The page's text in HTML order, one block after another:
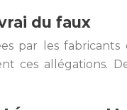
du faux
par les
ces